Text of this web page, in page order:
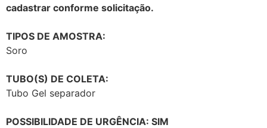
cadastrar conforme solicitação.
TIPOS DE AMOSTRA:
Soro
TUBO(S) DE COLETA:
Tubo Gel separador
POSSIBILIDADE DE URGÊNCIA: SIM